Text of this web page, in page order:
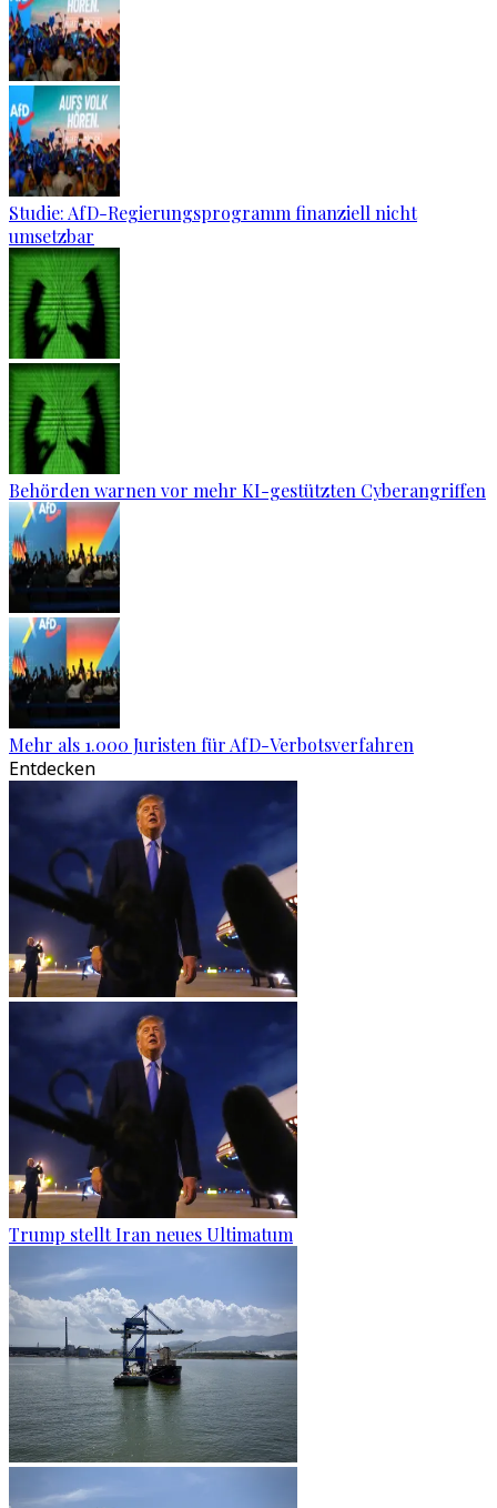
Studie: AfD-Regierungsprogramm finanziell nicht
umsetzbar
Behörden warnen vor mehr KI-gestützten Cyberangriffen
Mehr als 1.000 Juristen für AfD-Verbotsverfahren
Entdecken
Trump stellt Iran neues Ultimatum